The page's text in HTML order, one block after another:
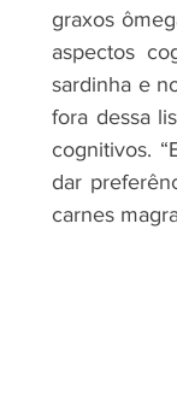
graxos
aspectos
sardinha e
fora dessa
cognitivos.
dar
carnes